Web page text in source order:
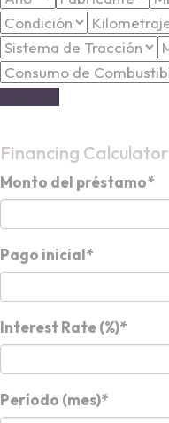
Financing Calculator
Monto del préstamo*
Pago inicial*
Interest Rate (%)*
Período (mes)*